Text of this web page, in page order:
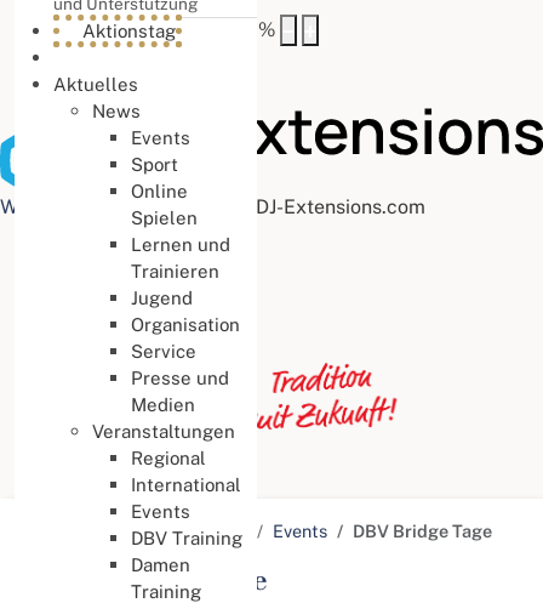
Buchstabenabstand
%
Web Accessibility plugin by DJ-Extensions.com
Aktionstag
Aktuelles
News
Events
Sport
Online
Spielen
Lernen und
Trainieren
Jugend
Organisation
Service
Presse und
Medien
Veranstaltungen
Regional
International
Events
DBV Training
Damen
Training
Aktuelle Seite: Startseite Events DBV Bridge Tage
DBV Bridge Tage